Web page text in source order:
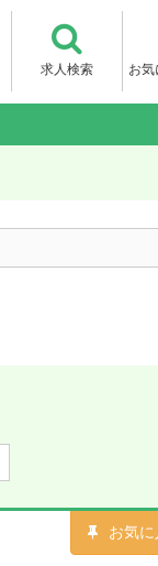
求人検索 お気
お気